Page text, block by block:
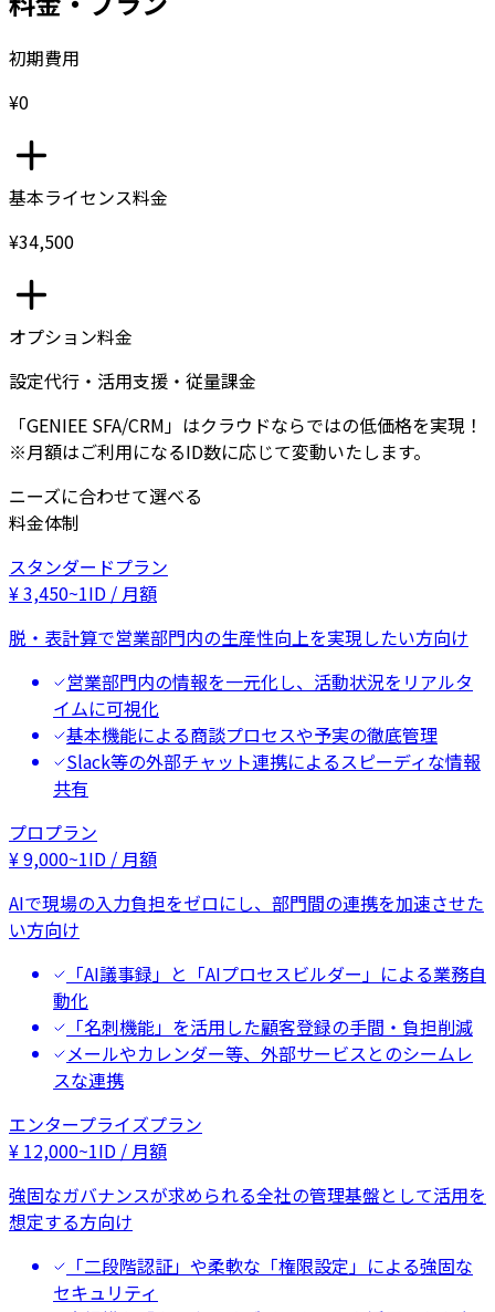
初期費用
¥0
基本ライセンス料金
¥34,500
オプション料金
設定代行・活用支援・従量課金
「GENIEE SFA/CRM」はクラウドならではの低価格を実現！
※月額はご利用になるID数に応じて変動いたします。
ニーズに合わせて選べる
料金体制
スタンダードプラン
¥3,450~1ID / 月額
脱・表計算で営業部門内の生産性向上を実現したい方向け
営業部門内の情報を一元化し、活動状況をリアルタ
イムに可視化
基本機能による商談プロセスや予実の徹底管理
Slack等の外部チャット連携によるスピーディな情報
共有
プロプラン
¥9,000~1ID / 月額
AIで現場の入力負担をゼロにし、部門間の連携を加速させた
い方向け
「AI議事録」と「AIプロセスビルダー」による業務自
動化
「名刺機能」を活用した顧客登録の手間・負担削減
メールやカレンダー等、外部サービスとのシームレ
スな連携
エンタープライズプラン
¥ 12,000~1ID / 月額
強固なガバナンスが求められる全社の管理基盤として活用を
想定する方向け
「二段階認証」や柔軟な「権限設定」による強固な
セキュリティ